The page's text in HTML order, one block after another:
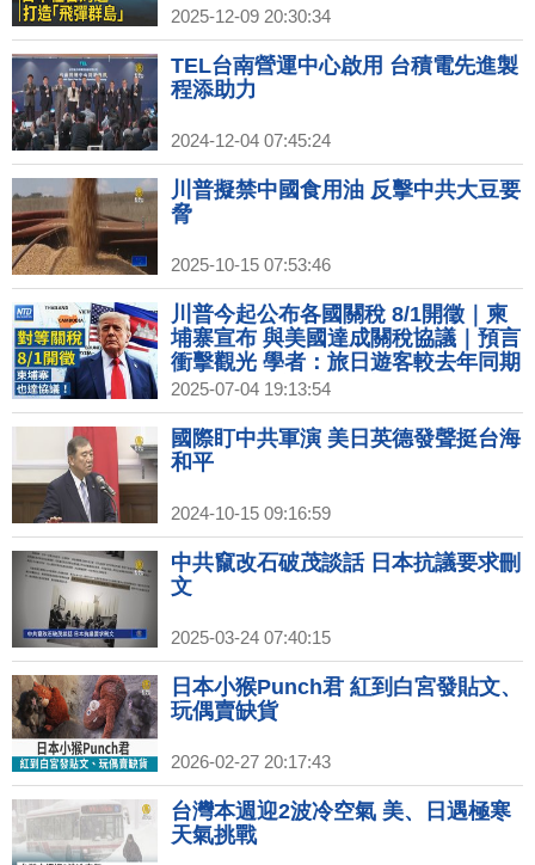
2025-12-09 20:30:34
TEL台南營運中心啟用 台積電先進製
程添助力
2024-12-04 07:45:24
川普擬禁中國食用油 反擊中共大豆要
脅
2025-10-15 07:53:46
川普今起公布各國關稅 8/1開徵｜柬
埔寨宣布 與美國達成關稅協議｜預言
衝擊觀光 學者：旅日遊客較去年同期
略減｜光陽新董座首亮相 柯俊斌：燃
油機車擴大布局
2025-07-04 19:13:54
國際盯中共軍演 美日英德發聲挺台海
和平
2024-10-15 09:16:59
中共竄改石破茂談話 日本抗議要求刪
文
2025-03-24 07:40:15
日本小猴Punch君 紅到白宮發貼文、
玩偶賣缺貨
2026-02-27 20:17:43
台灣本週迎2波冷空氣 美、日遇極寒
天氣挑戰